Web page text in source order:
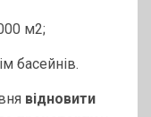
м2;
басейнів.
відновити